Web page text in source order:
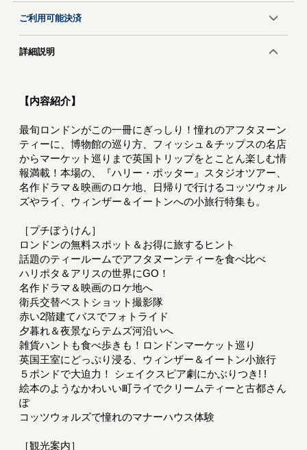
ご利用可能決済
詳細説明
【内容紹介】
最旬ロンドンがこの一冊にぎっしり！憧れのアフタヌーン
ティーに、博物館の巡り方、フィッシュ＆チップスの名店
からマーケット巡りまで英国トリップをとことん楽しむ情
報満載！本場の、『ハリー・ポッター』スタジオツアー、
名作ドラマ＆映画のロケ地、日帰りで行けるコッツウォル
ズやライ、ウィンザー＆イートンへの小旅行特集も。
［プチぼうけん］
ロンドンの無料スポット＆お得に旅するヒント
話題のティールームでアフタヌーンティーを食べ比べ
ハリポタ＆アリスの世界にGO！
名作ドラマ＆映画のロケ地へ
衛兵交替ベストショット撮影隊
赤い2階建てバスでフォトライド
夕暮れ＆夜景ならテムズ河沿いへ
雑貨ハントも食べ歩きも！ロンドンマーケット巡り
英国王室にどっぷり浸る、ウィンザー＆イートン小旅行
５ポンドで大迫力！ シェイクスピア劇にかぶりつき! !
絵本のようなかわいい町ライでクリームティーと古都さん
ぽ
コッツウォルズで憧れのマナーハウス体験
［観光案内］